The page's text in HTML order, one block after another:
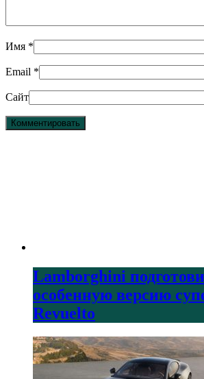
Имя *
Email *
Сайт
Lamborghini
особенную версию
Revuelto